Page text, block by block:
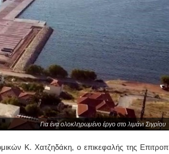
Για ένα ολοκληρωμένο έργο στο λιμάνι Σιγρίου
Κ. Χατζηδάκη, ο επικεφαλής της